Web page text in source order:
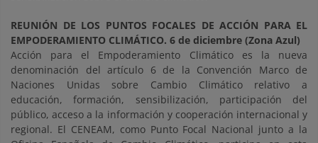
REUNIÓN DE LOS PUNTOS FOCALES DE ACCIÓN PARA EL
EMPODERAMIENTO CLIMÁTICO. 6 de diciembre (Zona Azul)
Acción para el Empoderamiento Climático es la nueva
denominación del artículo 6 de la Convención Marco de
Naciones Unidas sobre Cambio Climático relativo a
educación, formación, sensibilización, participación del
público, acceso a la información y cooperación internacional y
regional. El CENEAM, como Punto Focal Nacional junto a la